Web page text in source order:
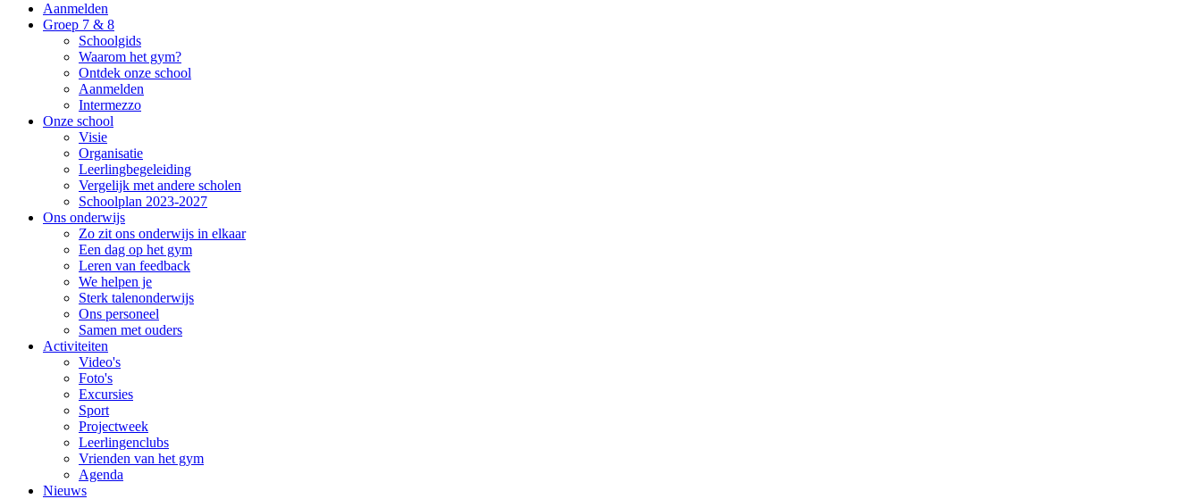
Aanmelden
Groep 7 & 8
Schoolgids
Waarom het gym?
Ontdek onze school
Aanmelden
Intermezzo
Onze school
Visie
Organisatie
Leerlingbegeleiding
Vergelijk met andere scholen
Schoolplan 2023-2027
Ons onderwijs
Zo zit ons onderwijs in elkaar
Een dag op het gym
Leren van feedback
We helpen je
Sterk talenonderwijs
Ons personeel
Samen met ouders
Activiteiten
Video's
Foto's
Excursies
Sport
Projectweek
Leerlingenclubs
Vrienden van het gym
Agenda
Nieuws